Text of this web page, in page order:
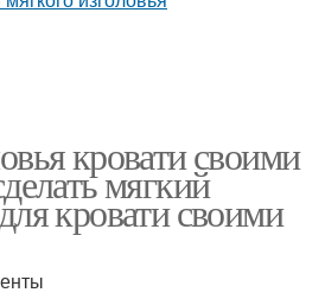
кровати своими
мягкий
кровати своими